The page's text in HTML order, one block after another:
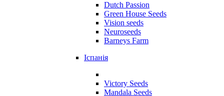
Dutch Passion
Green House Seeds
Vision seeds
Neuroseeds
Barneys Farm
Іспанія
Victory Seeds
Mandala Seeds